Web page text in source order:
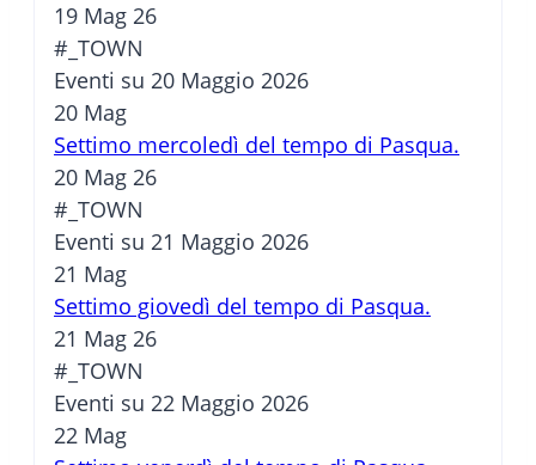
19 Mag 26
#_TOWN
Eventi su 20 Maggio 2026
20 Mag
Settimo mercoledì del tempo di Pasqua.
20 Mag 26
#_TOWN
Eventi su 21 Maggio 2026
21 Mag
Settimo giovedì del tempo di Pasqua.
21 Mag 26
#_TOWN
Eventi su 22 Maggio 2026
22 Mag